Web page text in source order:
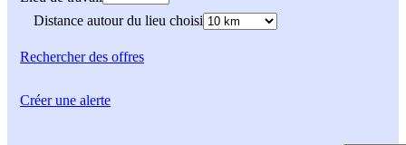
Distance autour du lieu choisi
Rechercherdes offres
Créer une alerte